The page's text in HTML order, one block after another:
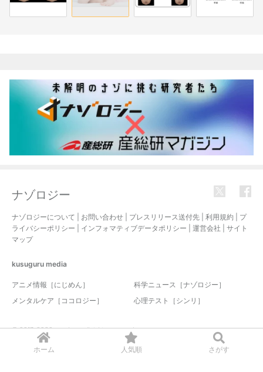
ホーム 人気順 さがす
ナゾロジー
ナゾロジーについて お問い合わせ プレスリリース送付先 利用規約
プ
ライバシーポリシー
インフォマティブデータポリシー 運営会社
サイト
マップ
kusuguru media
アニメ情報［にじめん］
科学ニュース［ナゾロジー］
メンタルケア［ココロジー］
心理テスト［シンリ］
© 2017-2026 nazology. all rights reserved.